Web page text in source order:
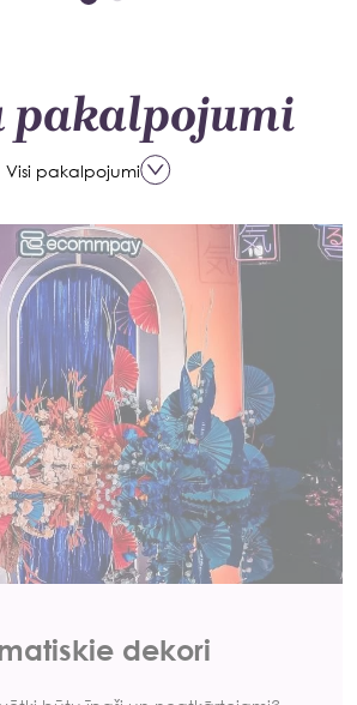
pakalpojumi
Visi pakalpojumi
dekori